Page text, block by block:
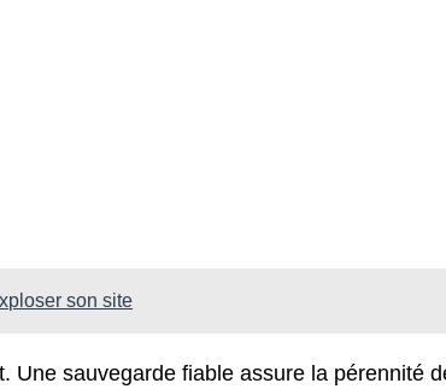
son site
Une sauvegarde fiable assure la pérennité